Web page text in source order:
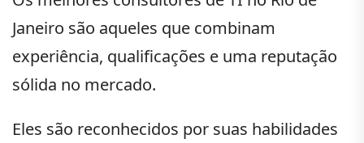
Janeiro são aqueles que combinam
experiência, qualificações e uma reputação
sólida no mercado.
Eles são reconhecidos por suas habilidades